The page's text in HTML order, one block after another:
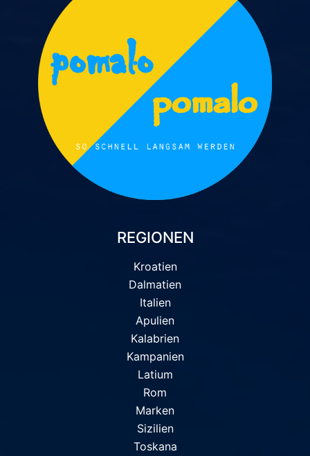
REGIONEN
Kroatien
Dalmatien
Italien
Apulien
Kalabrien
Kampanien
Latium
Rom
Marken
Sizilien
Toskana